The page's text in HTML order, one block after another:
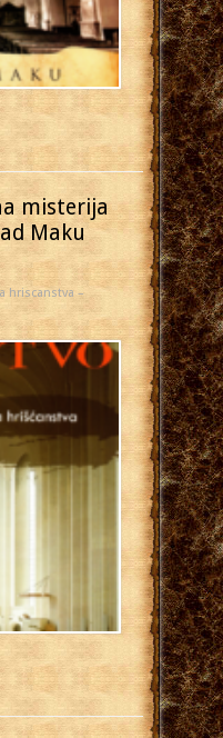
misterija
Maku
hriscanstva –